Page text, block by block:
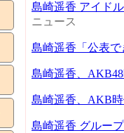
島崎遥香 アイド
ニュース
島崎遥香「公表
島崎遥香、
島崎遥香、AKB
島崎遥香 グルー